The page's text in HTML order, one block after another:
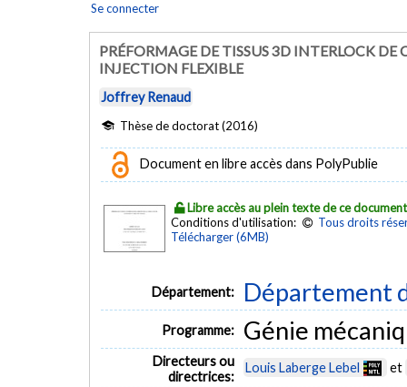
Se connecter
PRÉFORMAGE DE TISSUS 3D INTERLOCK
INJECTION FLEXIBLE
Joffrey Renaud
Thèse de doctorat (2016)
Document en libre accès dans PolyPublie
Libre accès au plein texte de ce document
Conditions d'utilisation:
Tous droits
Télécharger (6MB)
Département: Département
Programme: Génie
Directeurs ou
directrices:
Louis Laberge Lebel et